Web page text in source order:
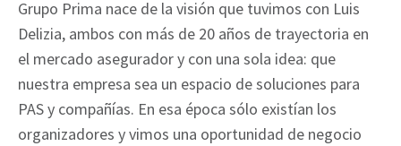
Grupo Prima nace de la visión que tuvimos con Luis
Delizia, ambos con más de 20 años de trayectoria en
el mercado asegurador y con una sola idea: que
nuestra empresa sea un espacio de soluciones para
PAS y compañías. En esa época sólo existían los
organizadores y vimos una oportunidad de negocio